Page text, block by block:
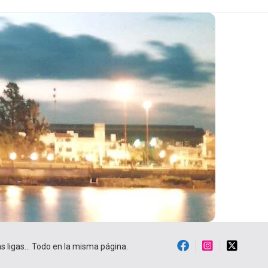
ligas… Todo en la misma página.